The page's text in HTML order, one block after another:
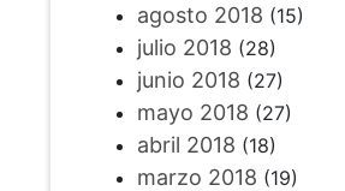
agosto 2018 (15)
julio 2018 (28)
junio 2018 (27)
mayo 2018 (27)
abril 2018 (18)
marzo 2018 (19)